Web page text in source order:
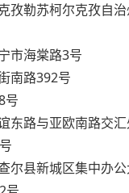
孜勒苏柯尔克孜自
市海棠路3号
南路392号
号
东路与亚欧南路交
尔县新城区集中办